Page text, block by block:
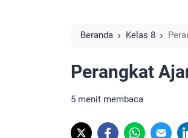
Beranda Kelas 8
Perangkat
5 menit membaca